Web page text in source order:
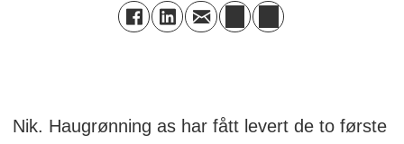
Nik. Haugrønning as har fått levert de to første